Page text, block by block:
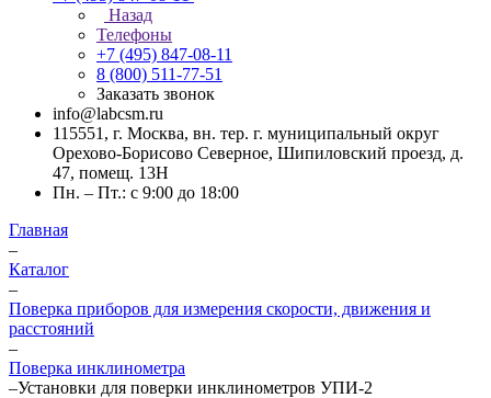
Назад
Телефоны
+7 (495) 847-08-11
8 (800) 511-77-51
Заказать звонок
info@labcsm.ru
115551, г. Москва, вн. тер. г. муниципальный округ
Орехово-Борисово Северное, Шипиловский проезд, д.
47, помещ. 13Н
Пн. – Пт.: с 9:00 до 18:00
Главная
–
Каталог
–
Поверка приборов для измерения скорости, движения и
расстояний
–
Поверка инклинометра
–Установки для поверки инклинометров УПИ-2